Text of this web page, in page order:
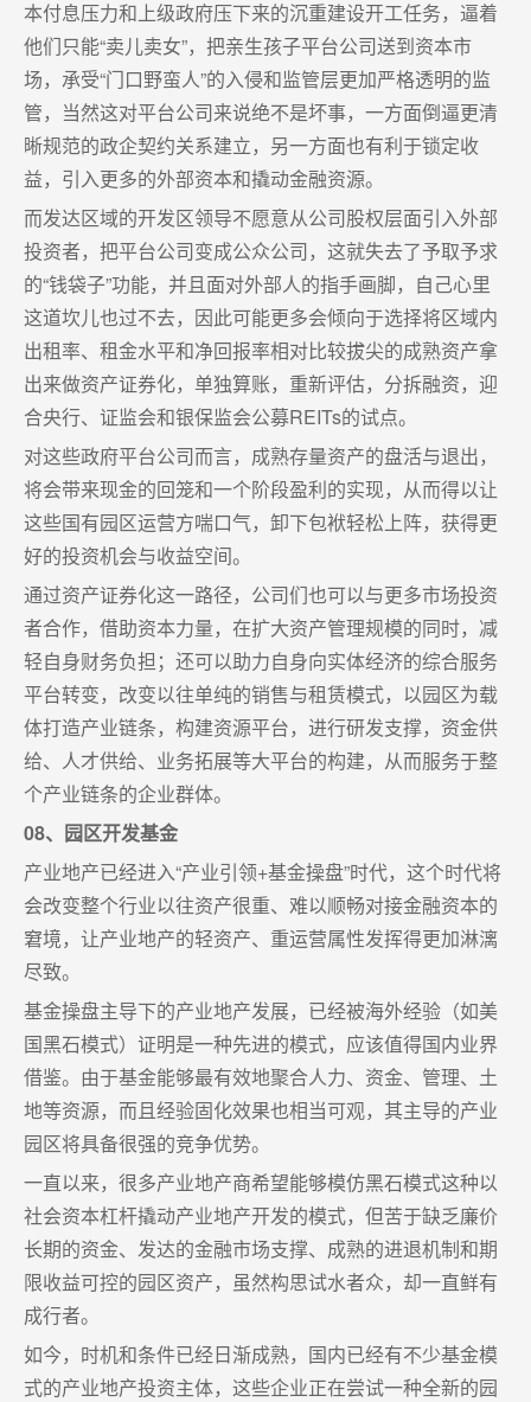
本付息压力和上级政府压下来的沉重建设开工任务，逼着
他们只能“卖儿卖女”，把亲生孩子平台公司送到资本市
场，承受“门口野蛮人”的入侵和监管层更加严格透明的监
管，当然这对平台公司来说绝不是坏事，一方面倒逼更清
晰规范的政企契约关系建立，另一方面也有利于锁定收
益，引入更多的外部资本和撬动金融资源。
而发达区域的开发区领导不愿意从公司股权层面引入外部
投资者，把平台公司变成公众公司，这就失去了予取予求
的“钱袋子”功能，并且面对外部人的指手画脚，自己心里
这道坎儿也过不去，因此可能更多会倾向于选择将区域内
出租率、租金水平和净回报率相对比较拔尖的成熟资产拿
出来做资产证券化，单独算账，重新评估，分拆融资，迎
合央行、证监会和银保监会公募REITs的试点。
对这些政府平台公司而言，成熟存量资产的盘活与退出，
将会带来现金的回笼和一个阶段盈利的实现，从而得以让
这些国有园区运营方喘口气，卸下包袱轻松上阵，获得更
好的投资机会与收益空间。
通过资产证券化这一路径，公司们也可以与更多市场投资
者合作，借助资本力量，在扩大资产管理规模的同时，减
轻自身财务负担；还可以助力自身向实体经济的综合服务
平台转变，改变以往单纯的销售与租赁模式，以园区为载
体打造产业链条，构建资源平台，进行研发支撑，资金供
给、人才供给、业务拓展等大平台的构建，从而服务于整
个产业链条的企业群体。
08、园区开发基金
产业地产已经进入“产业引领+基金操盘”时代，这个时代将
会改变整个行业以往资产很重、难以顺畅对接金融资本的
窘境，让产业地产的轻资产、重运营属性发挥得更加淋漓
尽致。
基金操盘主导下的产业地产发展，已经被海外经验（如美
国黑石模式）证明是一种先进的模式，应该值得国内业界
借鉴。由于基金能够最有效地聚合人力、资金、管理、土
地等资源，而且经验固化效果也相当可观，其主导的产业
园区将具备很强的竞争优势。
一直以来，很多产业地产商希望能够模仿黑石模式这种以
社会资本杠杆撬动产业地产开发的模式，但苦于缺乏廉价
长期的资金、发达的金融市场支撑、成熟的进退机制和期
限收益可控的园区资产，虽然构思试水者众，却一直鲜有
成行者。
如今，时机和条件已经日渐成熟，国内已经有不少基金模
式的产业地产投资主体，这些企业正在尝试一种全新的园